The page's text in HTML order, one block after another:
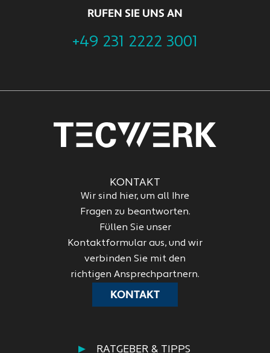
RUFEN SIE UNS AN
+49 231 2222 3001
RATGEBER & TIPPS
KONTAKT
Wir sind hier, um all Ihre
Fragen zu beantworten.
Füllen Sie unser
Kontaktformular aus, und wir
verbinden Sie mit den
richtigen Ansprechpartnern.
KONTAKT